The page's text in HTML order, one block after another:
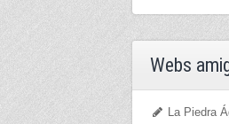
Webs
La Piedra